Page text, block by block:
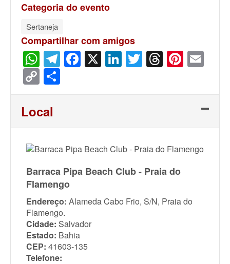
Categoria do evento
Sertaneja
Compartilhar com amigos
WhatsApp
Telegram
Facebook
X LinkedIn
Twitter
Threads
Copy
Link
Local
Barraca Pipa Beach Club - Praia do
Flamengo
Endereço: Alameda Cabo Frio, S/N, Praia do
Flamengo.
Cidade: Salvador
Estado: Bahia
CEP: 41603-135
Telefone: